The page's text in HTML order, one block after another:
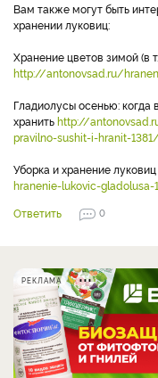
Вам также могут быть
хранении луковиц:
Хранение цветов зимой (в
http://antonovsad.ru/
Гладиолусы осенью: когда
хранитьhttp://
pravilno-sushit-i-hranit-1381/
Уборка и хранение
hranenie-lukovic-gladolusa-
Ответить
0
РЕКЛАМА